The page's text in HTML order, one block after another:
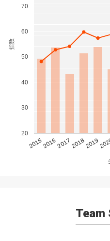
20152016201720182019
20
30
40
50
60
70
指数
Team